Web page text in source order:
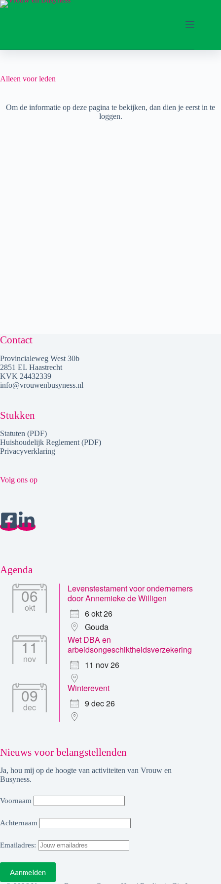
Ga
Alleen voor leden
Om de informatie op deze pagina te bekijken, dan dien je eerst in te
loggen.
Contact
Provincialeweg West 30b
2851 EL Haastrecht
KVK 24432339
info@vrouwenbusyness.nl
Stukken
Statuten (PDF)
Huishoudelijk Reglement (PDF)
Privacyverklaring
Volg ons op
Agenda
06
okt
Levenstestament voor ondernemers
door Annemieke de Willigen
6 okt 26
Gouda
11
nov
Wet DBA en
arbeidsongeschiktheidsverzekering
11 nov 26
09
dec
Winterevent
9 dec 26
Nieuws voor belangstellenden
Ja, hou mij op de hoogte van activiteiten van Vrouw en
Busyness.
Voornaam
Achternaam
Emailadres: